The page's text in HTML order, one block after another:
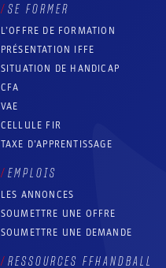
SE FORMER
L’OFFRE DE FORMATION
PRÉSENTATION IFFE
SITUATION DE HANDICAP
CFA
VAE
CELLULE FIR
TAXE D’APPRENTISSAGE
EMPLOIS
LES ANNONCES
SOUMETTRE UNE OFFRE
SOUMETTRE UNE DEMANDE
RESSOURCES FFHANDBALL